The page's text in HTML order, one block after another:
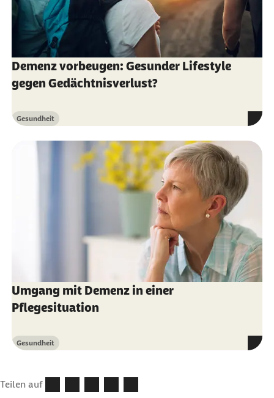
Demenz vorbeugen: Gesunder Lifestyle
gegen Gedächtnisverlust?
Kategorie
Gesundheit
Umgang mit Demenz in einer
Pflegesituation
Kategorie
Gesundheit
Teilen auf